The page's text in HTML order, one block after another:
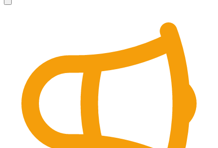
SEO-Beratung Linkaufbau-Studie Linkaufbau
SEO-
Beratung
SEO-Mentoring
So funktioniert es
Sprache
🇪🇸 ES
🇬🇧 EN 🇫🇷 FR 🇩🇪 DE